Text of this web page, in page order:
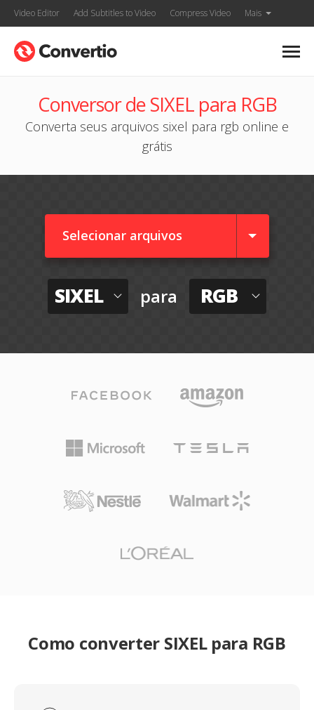
Video Editor Add Subtitles to Video Compress Video Mais
Conversor de SIXEL para RGB
Converta seus arquivos sixel para rgb online e
grátis
Selecionar arquivos
SIXEL para RGB
Como converter SIXEL para RGB